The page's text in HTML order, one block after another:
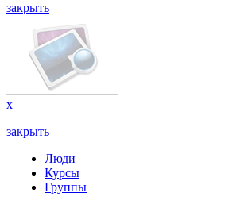
закрыть
x
закрыть